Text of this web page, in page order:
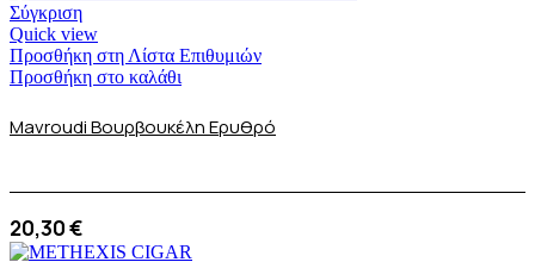
Σύγκριση
Quick view
Προσθήκη στη Λίστα Επιθυμιών
Προσθήκη στο καλάθι
Mavroudi Βουρβουκέλη Ερυθρό
20,30€